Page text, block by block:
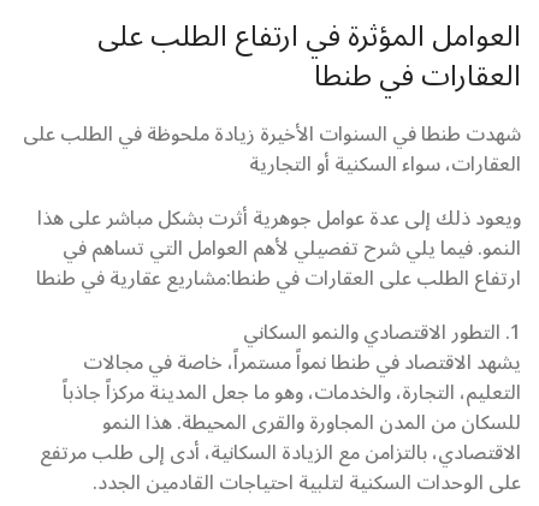
العوامل المؤثرة في ارتفاع الطلب على
العقارات في طنطا
شهدت طنطا في السنوات الأخيرة زيادة ملحوظة في الطلب على
العقارات، سواء السكنية أو التجارية
ويعود ذلك إلى عدة عوامل جوهرية أثرت بشكل مباشر على هذا
النمو. فيما يلي شرح تفصيلي لأهم العوامل التي تساهم في
ارتفاع الطلب على العقارات في طنطا:مشاريع عقارية في طنطا
1. التطور الاقتصادي والنمو السكاني
يشهد الاقتصاد في طنطا نمواً مستمراً، خاصة في مجالات
التعليم، التجارة، والخدمات، وهو ما جعل المدينة مركزاً جاذباً
للسكان من المدن المجاورة والقرى المحيطة. هذا النمو
الاقتصادي، بالتزامن مع الزيادة السكانية، أدى إلى طلب مرتفع
على الوحدات السكنية لتلبية احتياجات القادمين الجدد.